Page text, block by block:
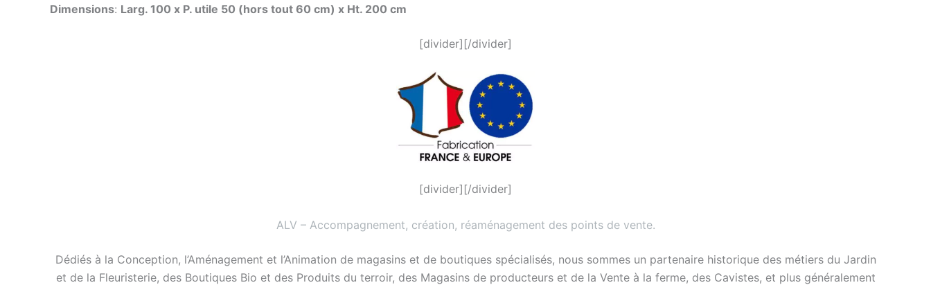
Dimensions: Larg. 100 x P. utile 50 (hors tout 60 cm) x Ht. 200 cm
[divider][/divider]
[divider][/divider]
ALV – Accompagnement, création, réaménagement des points de vente.
Dédiés à la Conception, l’Aménagement et l’Animation de magasins et de boutiques spécialisés, nous sommes un partenaire historique des métiers du Jardin
et de la Fleuristerie, des Boutiques Bio et des Produits du terroir, des Magasins de producteurs et de la Vente à la ferme, des Cavistes, et plus généralement